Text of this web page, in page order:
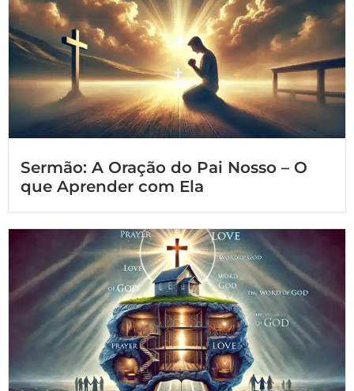
Sermão: A Oração do Pai Nosso – O
que Aprender com Ela